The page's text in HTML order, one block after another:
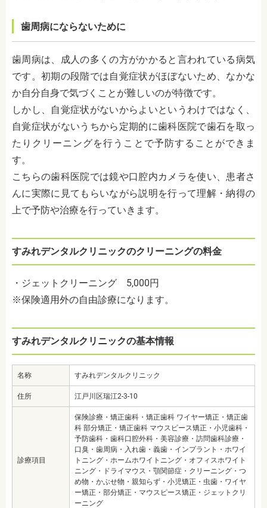
歯周病にならないために
歯周病は、成人の多くの方がかかると言われている病気
です。初期の段階では自覚症状がほぼないため、なかな
か自分自身で気づくことが難しいのが特徴です。
しかし、自覚症状がないからよいというわけではなく、
自覚症状がないうちから定期的に歯科医院で歯石を取っ
たりクリーニングを行うことで予防することができま
す。
こちらの歯科医院では鏡や口腔内カメラを使い、患者さ
んに実際に見てもらいながら説明を行って理解・納得の
上で予防や治療を行っていきます。
すみれデンタルクリニックのクリーニングの料金
・ジェットクリーニング 5,000円
※保険適用外の自由診療になります。
すみれデンタルクリニックの基本情報
名称 すみれデンタルクリニック
住所 江戸川区瑞江2-3-10
診療項目
保険診療・矯正歯科・矯正歯科 ワイヤー矯正・矯正歯
科 部分矯正・矯正歯科 マウスピース矯正・小児歯科・
予防歯科・歯科口腔外科・美容診療・訪問歯科診療・
口臭・歯周病・入れ歯・義歯・インプラント・ホワイ
トニング・ホームホワイトニング・オフィスホワイト
ニング・ドライマウス・顎関節症・クリーニング・つ
め物・かぶせ物・親知らず・小児矯正・虫歯・ワイヤ
ー矯正・部分矯正・マウスピース矯正・ジェットクリ
ーニング